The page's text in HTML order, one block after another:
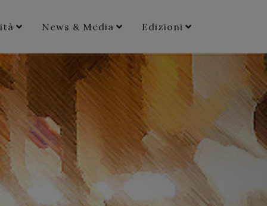
News & Media Edizioni